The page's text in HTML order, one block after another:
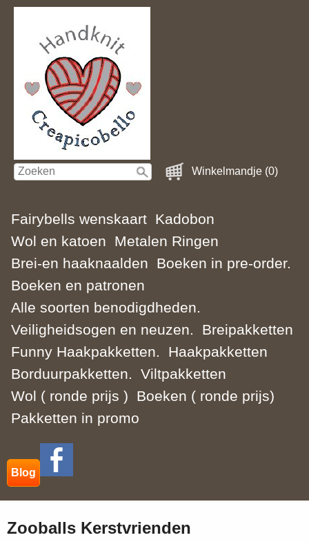
Winkelmandje (0)
Fairybells wenskaart Kadobon
Wol en katoen
Metalen Ringen
Brei-en haaknaalden
Boeken in pre-order.
Boeken en patronen
Alle soorten benodigdheden.
Veiligheidsogen en neuzen.
Breipakketten
Funny Haakpakketten.
Haakpakketten
Borduurpakketten.
Viltpakketten
Wol ( ronde prijs )
Boeken ( ronde prijs)
Pakketten in promo
Blog
Zooballs Kerstvrienden